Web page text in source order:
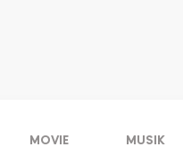
MOVIE MUSIK